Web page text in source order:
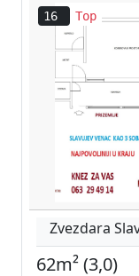
16 Top
Zvezdara
62m² (3,0)